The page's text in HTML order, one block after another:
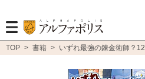
TOP > 書籍 > いずれ最強の錬金術師？12